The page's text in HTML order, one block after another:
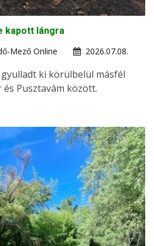
kapott lángra
Mező Online
2026.07.08.
ki körülbelül másfél
Pusztavám között.